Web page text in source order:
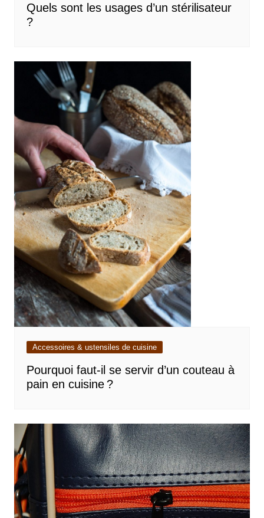
Quels sont les usages d’un stérilisateur
?
Accessoires & ustensiles de cuisine
Pourquoi faut-il se servir d’un couteau à
pain en cuisine ?